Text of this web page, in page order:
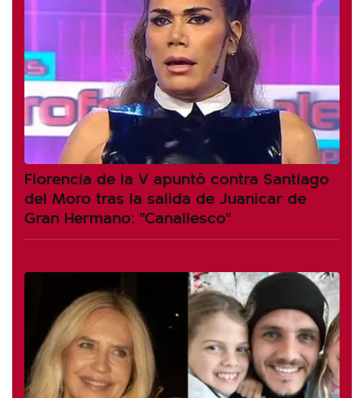
Florencia de la V apuntó contra Santiago
del Moro tras la salida de Juanicar de
Gran Hermano: "Canallesco"